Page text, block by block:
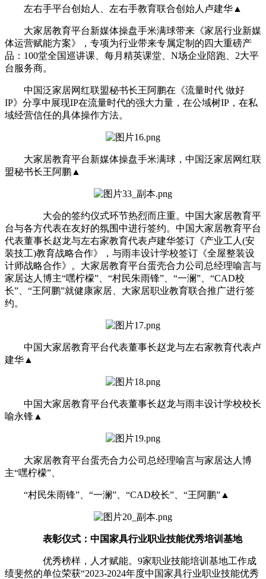
左右手平台创始人、左右手教育联合创始人卢建华▲
大家居教育平台新媒体操盘手米满球带来《家居行业新媒
体运营赋能方案》，专项为行业带来专属定制的四大重磅产
品：100堂全国巡讲课、每月精英课堂、N场企业陪跑、2大平
台服务商。
中国泛家居网红联盟秘书长王阿鹏在《流量时代 做好
IP》分享中展现IP在流量时代的强大力量，在公域树IP，在私
域经营信任的具体操作方法。
大家居教育平台新媒体操盘手米满球，中国泛家居网红联
盟秘书长王阿鹏▲
大会的签约仪式环节热烈而庄重。中国大家居教育平
台与各方代表在友好的氛围中进行签约。中国大家居教育平台
代表董事长赵龙与左右家教育代表卢建华签订《产业工人(安
装技工)教育战略合作》，与雨丰设计学校签订《全屋整装设
计师战略合作》。大家居教育平台蛋壳合力公司总经理喻言与
家居达人博主“嘿柠檬”、“村民朱雨锋”、“一澜”、“CAD校
长”、“王阿鹏”就健康家居、大家居职业教育联合推广进行签
约。
中国大家居教育平台代表董事长赵龙与左右家教育代表卢
建华▲
中国大家居教育平台代表董事长赵龙与雨丰设计学校校长
喻永锋▲
大家居教育平台蛋壳合力公司总经理喻言与家居达人博
主“嘿柠檬”、
“村民朱雨锋”、“一澜”、“CAD校长”、“王阿鹏”▲
表彰仪式：中国家具行业职业技能优秀培训基地
优秀榜样，人才赋能。9家职业技能培训基地工作成
绩斐然的单位荣获“2023-2024年度中国家具行业职业技能优秀